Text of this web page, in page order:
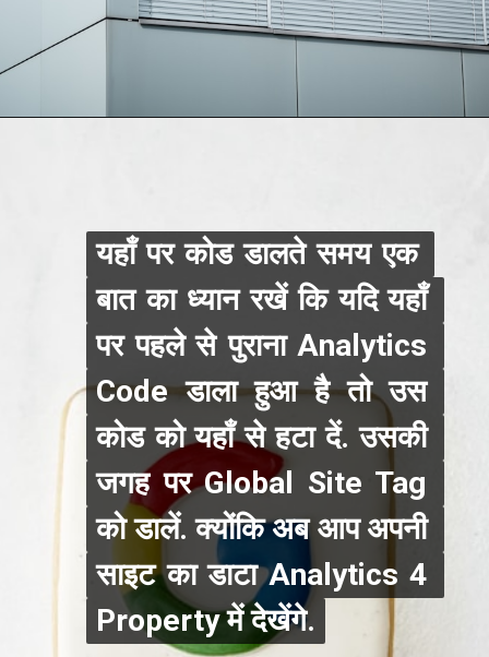
यहाँ पर कोड डालते समय एक
बात का ध्यान रखें कि यदि यहाँ
पर पहले से पुराना Analytics
Code डाला हुआ है तो उस
कोड को यहाँ से हटा दें. उसकी
जगह पर Global Site Tag
को डालें. क्योंकि अब आप अपनी
साइट का डाटा Analytics 4
Property में देखेंगे.
यहाँ पर कोड डालते समय एक
बात का ध्यान रखें कि यदि यहाँ
पर पहले से पुराना Analytics
Code डाला हुआ है तो उस
कोड को यहाँ से हटा दें. उसकी
जगह पर Global Site Tag
को डालें. क्योंकि अब आप अपनी
साइट का डाटा Analytics 4
Property में देखेंगे.